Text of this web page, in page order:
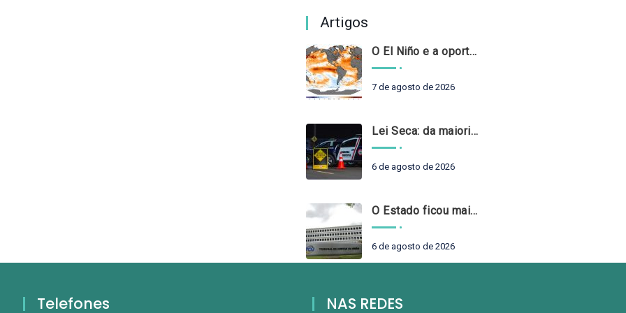
Artigos
O El Niño e a oportunidade de fortalecer o controle externo das políticas climáticas
7 de agosto de 2026
Lei Seca: da maioridade à maturidade
6 de agosto de 2026
O Estado ficou mais complexo. O controle precisa acompanhar
6 de agosto de 2026
Telefones NAS REDES